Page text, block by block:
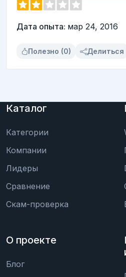
Дата опыта: мар 24, 2016
Полезно (0) Делиться
Каталог
Категории
Компании
Лидеры
Сравнение
Скам-проверка
О проекте
Блог